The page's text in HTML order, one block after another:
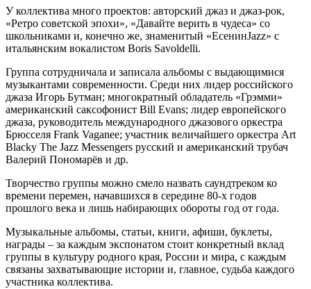
У коллектива много проектов: авторский джаз и джаз-рок,
«Ретро советской эпохи», «Давайте верить в чудеса» со
школьниками и, конечно же, знаменитый «ЕсенинJazz» с
итальянским вокалистом Boris Savoldelli.
Группа сотрудничала и записала альбомы с выдающимися
музыкантами современности. Среди них лидер российского
джаза Игорь Бутман; многократный обладатель «Грэмми»
американский саксофонист Bill Evans; лидер европейского
джаза, руководитель международного джазового оркестра
Брюсселя Frank Vaganee; участник величайшего оркестра Art
Blacky The Jazz Messengers русский и американский трубач
Валерий Пономарёв и др.
Творчество группы можно смело назвать саундтреком ко
времени перемен, начавшихся в середине 80-х годов
прошлого века и лишь набирающих обороты год от года.
Музыкальные альбомы, статьи, книги, афиши, буклеты,
награды – за каждым экспонатом стоит конкретный вклад
группы в культуру родного края, России и мира, с каждым
связаны захватывающие истории и, главное, судьба каждого
участника коллектива.